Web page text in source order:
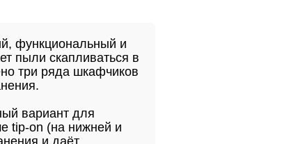
функциональный и
пыли скапливаться в
три ряда шкафчиков
вариант для
tip-on (на нижней и
и даёт